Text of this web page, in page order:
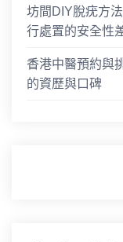
坊間DIY脫疣方
行處置的安全性
香港中醫預約與
的資歷與口碑